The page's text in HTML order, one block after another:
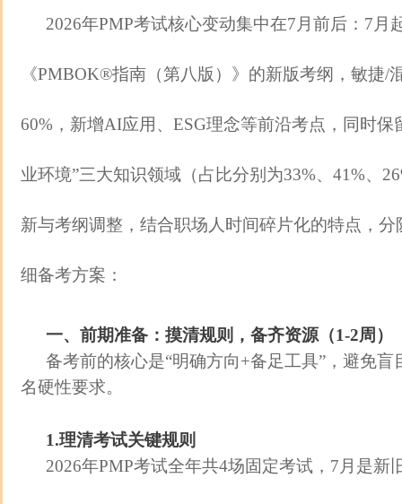
2026年PMP考试核心变动集中在7月前后：7月
《PMBOK®指南（第八版）》的新版考纲，敏捷/
60%，新增AI应用、ESG理念等前沿考点，同时保
业环境”三大知识领域（占比分别为33%、41%、
新与考纲调整，结合职场人时间碎片化的特点，
细备考方案：
一、前期准备：摸清规则，备齐资源（1-2周）
备考前的核心是“明确方向+备足工具”，避免
名硬性要求。
1.理清考试关键规则
2026年PMP考试全年共4场固定考试，7月是新